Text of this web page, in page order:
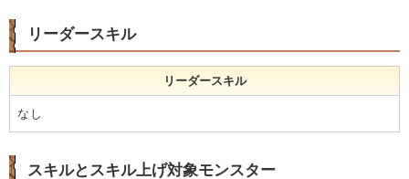
リーダースキル
リーダースキル
なし
スキルとスキル上げ対象モンスター